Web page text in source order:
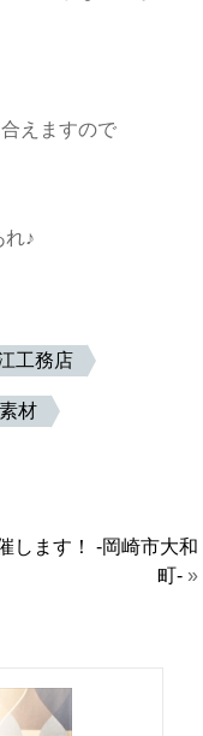
えますので
れ♪
工務店
材
します！ -岡崎市大和
町-»